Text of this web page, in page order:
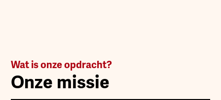
Wat is onze opdracht?
Onze missie